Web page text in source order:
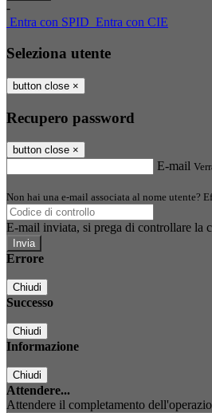
-
Entra con SPID Entra con CIE
Seleziona utente
button close ×
Recupero password
button close ×
E-mail
Non hai una e-mail associata al nome utente?
E-mail inviata, si prega di controllare la
Errore
Chiudi
Successo
Chiudi
Informazione
Chiudi
Attendere...
Attendere il completamento